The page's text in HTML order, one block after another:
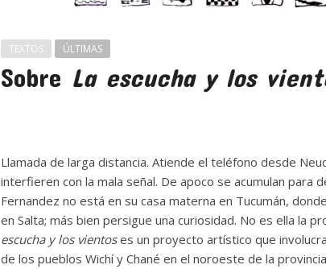
TEXTOS ÚLTIMAS
Sobre La escucha y los
Llamada de larga distancia. Atiende el teléfono desde
interfieren con la mala señal. De apoco se acumulan
Fernandez no está en su casa materna en Tucumán,
en Salta; más bien persigue una curiosidad. No es ella la
escucha y los vientoses un proyecto artístico que
de los pueblos Wichí y Chané en el noroeste de la